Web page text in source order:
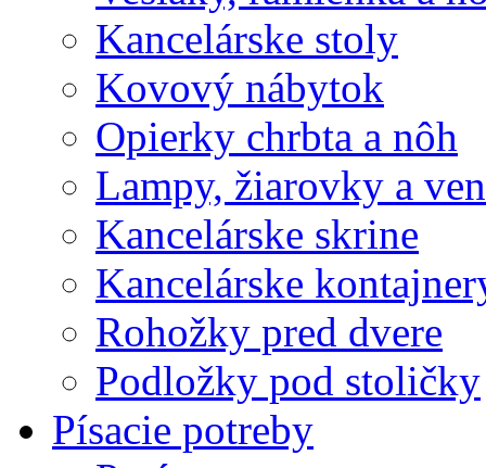
Kancelárske stoly
Kovový nábytok
Opierky chrbta a nôh
Lampy, žiarovky a
Kancelárske skrine
Kancelárske
Rohožky pred dvere
Podložky pod stoličky
Písacie potreby